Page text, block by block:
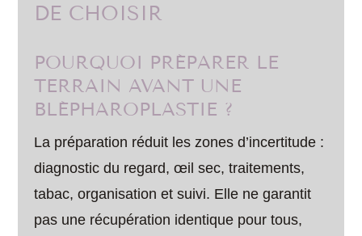
DE CHOISIR
POURQUOI PRÉPARER LE
TERRAIN AVANT UNE
BLÉPHAROPLASTIE ?
La préparation réduit les zones d’incertitude :
diagnostic du regard, œil sec, traitements,
tabac, organisation et suivi. Elle ne garantit
pas une récupération identique pour tous,